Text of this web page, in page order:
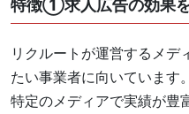
特徴①求人広告の効果
リクルートが運営するメデ
たい事業者に向いています。
特定のメディアで実績が豊